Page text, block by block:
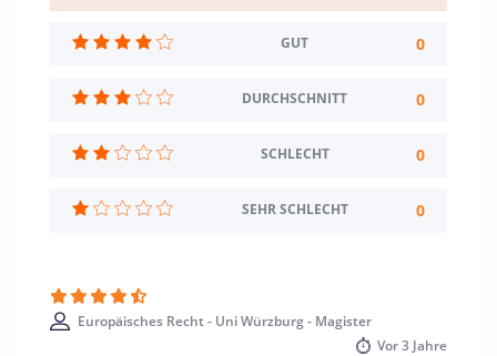
Sprache
Deutsch
Sommer- u. Wintersemester
Standort
Würzburg >> Würzburg
GUT 0
DURCHSCHNITT 0
SCHLECHT 0
SEHR SCHLECHT 0
Europäisches Recht - Uni Würzburg - Magister
Vor3 Jahre